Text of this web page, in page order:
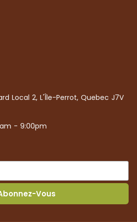
Local 2, L'Île-Perrot, Quebec J7V
- 9:00pm
Vous